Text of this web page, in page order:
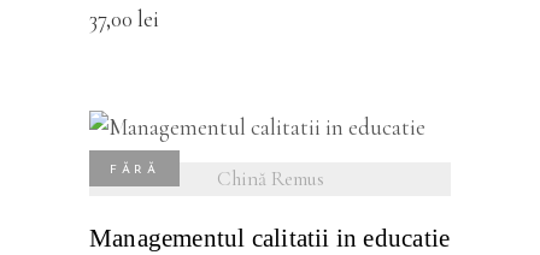
37,00 lei
FĂRĂ Chină Remus
Managementul calitatii in educatie